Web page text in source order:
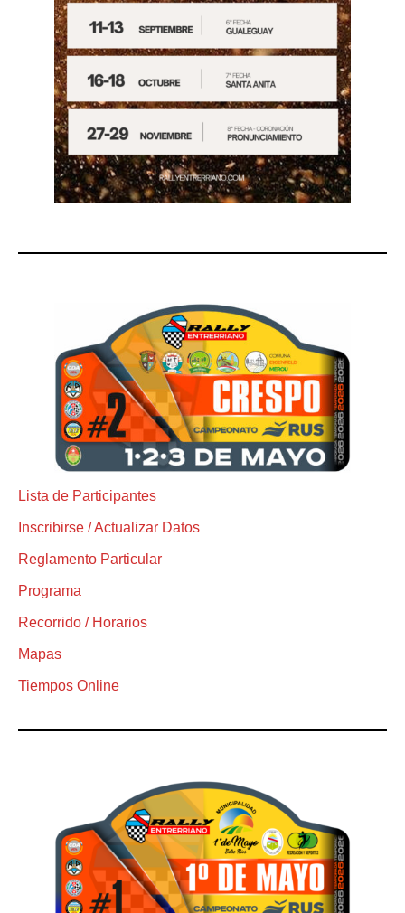
Lista de Participantes
Inscribirse / Actualizar Datos
Reglamento Particular
Programa
Recorrido / Horarios
Mapas
Tiempos Online